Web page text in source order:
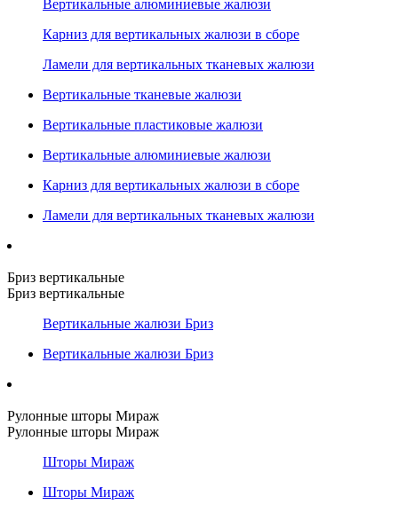
Вертикальные алюминиевые жалюзи
Карниз для вертикальных жалюзи в сборе
Ламели для вертикальных тканевых жалюзи
Вертикальные тканевые жалюзи
Вертикальные пластиковые жалюзи
Вертикальные алюминиевые жалюзи
Карниз для вертикальных жалюзи в сборе
Ламели для вертикальных тканевых жалюзи
Бриз вертикальные
Бриз вертикальные
Вертикальные жалюзи Бриз
Вертикальные жалюзи Бриз
Рулонные шторы Мираж
Рулонные шторы Мираж
Шторы Мираж
Шторы Мираж